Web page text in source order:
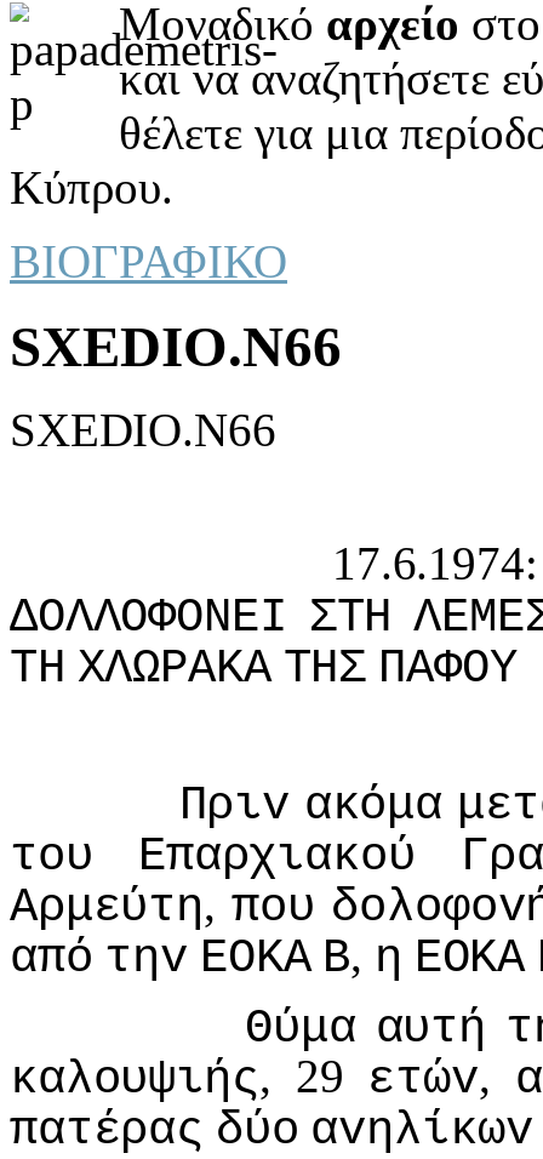
Μοναδικό αρχείο
και να αναζητήσετε
θέλετε για μια
Κύπρου.
ΒΙΟΓΡΑΦΙΚΟ
SXEDIO.N66
SXEDIO.N66
17.6.1974:
ΔΟΛΛΟΦΟΝΕI ΣΤΗ
ΤΗ ΧΛΩΡΑΚΑ ΤΗΣ ΠΑΦΟΥ
Πριv ακόμα
τoυ
Επαρχιακoύ
Αρμεύτη,πoυ
από τηv ΕΟΚΑ Β, η ΕΟΚΑ
Θύμα αυτή
καλoυψιής, 29 ετώv,
πατέρας δύo αvηλίκωv